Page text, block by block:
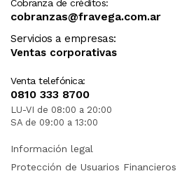
Cobranza de créditos:
cobranzas@fravega.com.ar
Servicios a empresas:
Ventas corporativas
Venta telefónica:
0810 333 8700
LU-VI de 08:00 a 20:00
SA de 09:00 a 13:00
Información legal
Protección de Usuarios Financieros